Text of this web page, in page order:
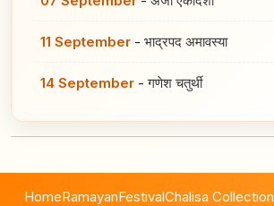
11 September - भाद्रपद अमावस्या
14 September -गणेश चतुर्थी
HomeRamayanFestivalChalisa Collection